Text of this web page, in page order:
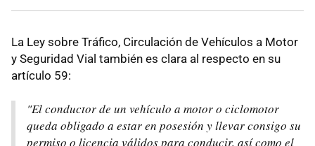
La Ley sobre Tráfico, Circulación de Vehículos a Motor
y Seguridad Vial también es clara al respecto en su
artículo 59:
"El conductor de un vehículo a motor o ciclomotor
queda obligado a estar en posesión y llevar consigo su
permiso o licencia válidos para conducir, así como el